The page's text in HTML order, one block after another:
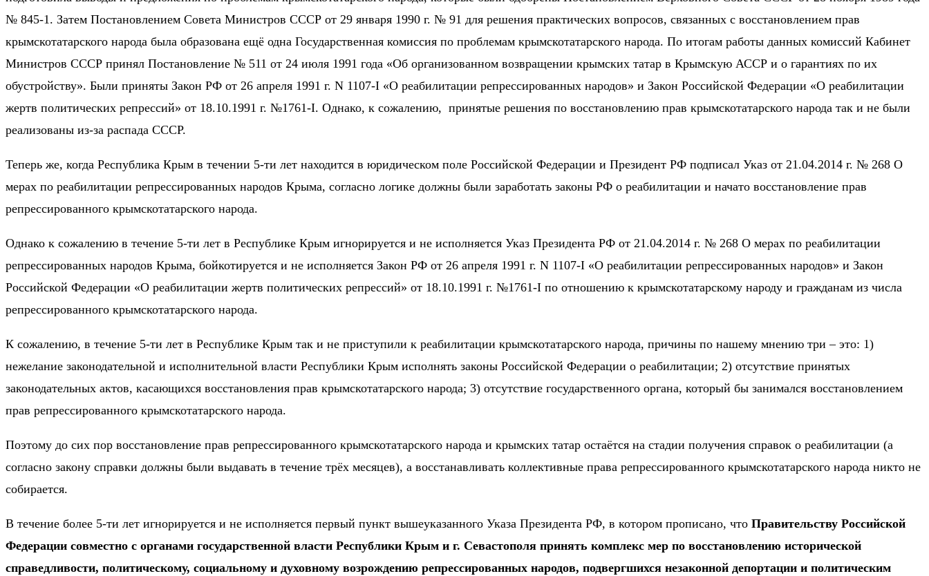
№ 845-1. Затем Постановлением Совета Министров СССР от 29 января 1990 г. № 91 для решения практических вопросов, связанных с восстановлением прав
крымскотатарского народа была образована ещё одна Государственная комиссия по проблемам крымскотатарского народа. По итогам работы данных комиссий Кабинет
Министров СССР принял Постановление № 511 от 24 июля 1991 года «Об организованном возвращении крымских татар в Крымскую АССР и о гарантиях по их
обустройству». Были приняты Закон РФ от 26 апреля 1991 г. N 1107-I «О реабилитации репрессированных народов» и Закон Российской Федерации «О реабилитации
жертв политических репрессий» от 18.10.1991 г. №1761-I. Однако, к сожалению, принятые решения по восстановлению прав крымскотатарского народа так и не были
реализованы из-за распада СССР.
Теперь же, когда Республика Крым в течении 5-ти лет находится в юридическом поле Российской Федерации и Президент РФ подписал Указ от 21.04.2014 г. № 268 О
мерах по реабилитации репрессированных народов Крыма, согласно логике должны были заработать законы РФ о реабилитации и начато восстановление прав
репрессированного крымскотатарского народа.
Однако к сожалению в течение 5-ти лет в Республике Крым игнорируется и не исполняется Указ Президента РФ от 21.04.2014 г. № 268 О мерах по реабилитации
репрессированных народов Крыма, бойкотируется и не исполняется Закон РФ от 26 апреля 1991 г. N 1107-I «О реабилитации репрессированных народов» и Закон
Российской Федерации «О реабилитации жертв политических репрессий» от 18.10.1991 г. №1761-I по отношению к крымскотатарскому народу и гражданам из числа
репрессированного крымскотатарского народа.
К сожалению, в течение 5-ти лет в Республике Крым так и не приступили к реабилитации крымскотатарского народа, причины по нашему мнению три – это: 1)
нежелание законодательной и исполнительной власти Республики Крым исполнять законы Российской Федерации о реабилитации; 2) отсутствие принятых
законодательных актов, касающихся восстановления прав крымскотатарского народа; 3) отсутствие государственного органа, который бы занимался восстановлением
прав репрессированного крымскотатарского народа.
Поэтому до сих пор восстановление прав репрессированного крымскотатарского народа и крымских татар остаётся на стадии получения справок о реабилитации (а
согласно закону справки должны были выдавать в течение трёх месяцев), а восстанавливать коллективные права репрессированного крымскотатарского народа никто не
собирается.
В течение более 5-ти лет игнорируется и не исполняется первый пункт вышеуказанного Указа Президента РФ, в котором прописано, что Правительству Российской
Федерации совместно с органами государственной власти Республики Крым и г. Севастополя принять комплекс мер по восстановлению исторической
справедливости, политическому, социальному и духовному возрождению репрессированных народов, подвергшихся незаконной депортации и политическим